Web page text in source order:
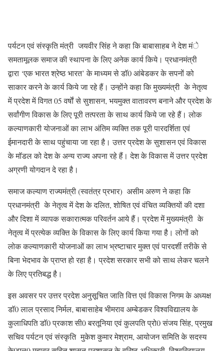
पर्यटन एवं संस्कृति मंत्री जयवीर सिंह ने कहा कि बाबासाहब ने देश मंे
समतामूलक समाज की स्थापना के लिए अनेक कार्य किये। प्रधानमंत्री
द्वारा ‘एक भारत श्रेष्ठ भारत’ के माध्यम से डॉ0 आंबेडकर के सपनों को
साकार करने के कार्य किये जा रहे हैं। उन्होंने कहा कि मुख्यमंत्री के नेतृत्व
में प्रदेश में विगत 05 वर्षाें से सुशासन, भयमुक्त वातावरण बनाने और प्रदेश के
सर्वांगीण विकास के लिए पूरी तत्परता के साथ कार्य किये जा रहे हैं। लोक
कल्याणकारी योजनाओं का लाभ अंतिम व्यक्ति तक पूरी पारदर्शिता एवं
ईमानदारी के साथ पहुंचाया जा रहा है। उत्तर प्रदेश के सुशासन एवं विकास
के मॉडल को देश के अन्य राज्य अपना रहे हैं। देश के विकास में उत्तर प्रदेश
अग्रणी योगदान दे रहा है।
समाज कल्याण राज्यमंत्री (स्वतंत्र प्रभार) असीम अरुण ने कहा कि
प्रधानमंत्री के नेतृत्व में देश के दलित, शोषित एवं वंचित व्यक्तियों की दशा
और दिशा में व्यापक सकारात्मक परिवर्तन आये हैं। प्रदेश में मुख्यमंत्री के
नेतृत्व में प्रत्येक व्यक्ति के विकास के लिए कार्य किया गया है। लोगों को
लोक कल्याणकारी योजनाओं का लाभ भ्रष्टाचार मुक्त एवं पारदर्शी तरीके से
बिना भेदभाव के प्राप्त हो रहा है। प्रदेश सरकार सभी को साथ लेकर चलने
के लिए प्रतिबद्ध है।
इस अवसर पर उत्तर प्रदेश अनुसूचित जाति वित्त एवं विकास निगम के अध्यक्ष
डॉ0 लाल प्रसाद निर्मल, बाबासाहेब भीमराव अम्बेडकर विश्वविद्यालय के
कुलाधिपति डॉ0 प्रकाश सी0 बरतूनिया एवं कुलपति प्रो0 संजय सिंह, प्रमुख
सचिव पर्यटन एवं संस्कृति मुकेश कुमार मेश्राम, आयोजन समिति के सदस्य